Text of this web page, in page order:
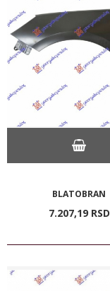
BLATOBRAN
7.207,19 RSD